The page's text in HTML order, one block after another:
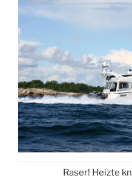
Raser! Heizte